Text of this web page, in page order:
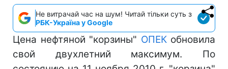
Не витрачай час на шум! Читай тільки суть з
РБК-Україна у Google
Цена нефтяной "корзины" ОПЕКобновила
свой двухлетний максимум. По